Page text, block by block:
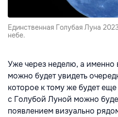
Единственная Голубая Луна
небе.
Уже через неделю, а именно
можно будет увидеть
которое к тому же будет
с Голубой Луной можно
появлением визуально